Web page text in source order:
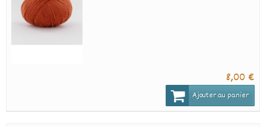
8,00 €
Ajouter au panier